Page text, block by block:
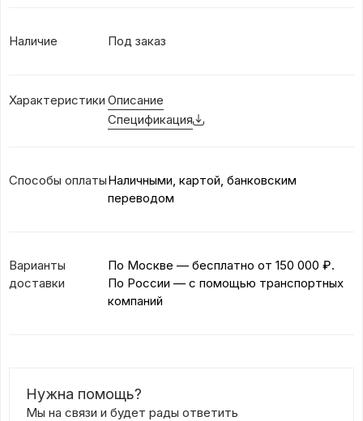
Наличие Под заказ
Характеристики Описание
Спецификация
Способы оплатыНаличными, картой, банковским
переводом
Варианты
доставки
По Москве — бесплатно от 150 000 ₽.
По России — с помощью транспортных
компаний
Нужна помощь?
Мы на связи и будет рады ответить